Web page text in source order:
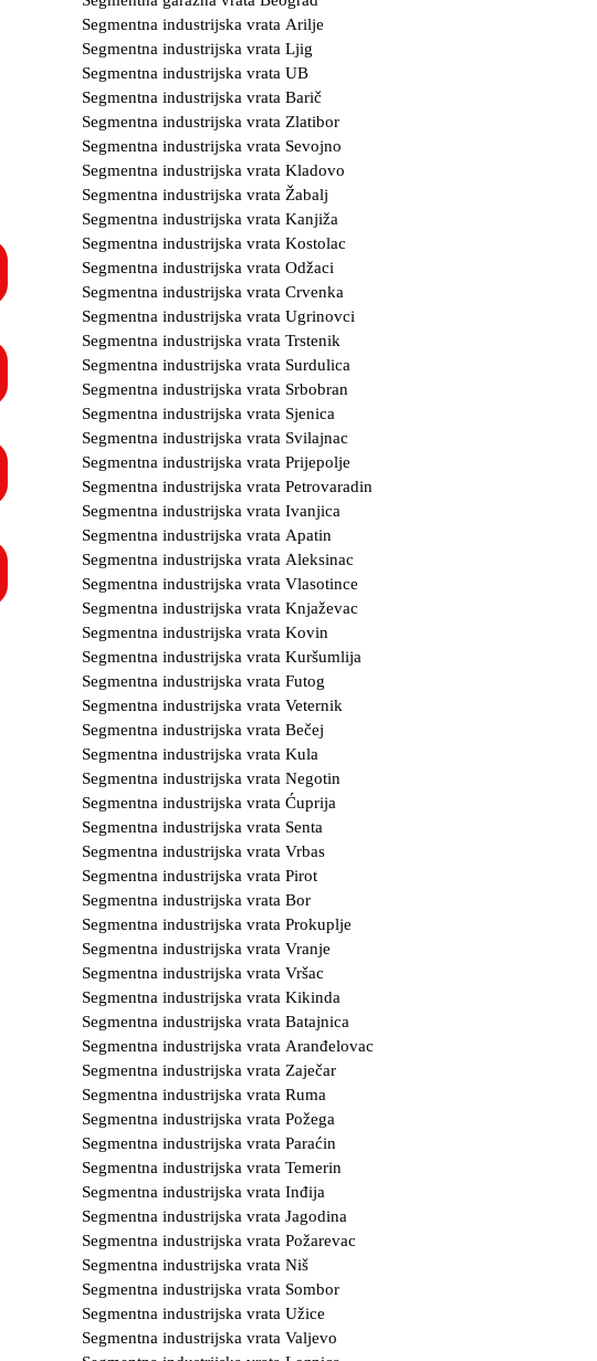
Segmentna industrijska vrata Arilje
Segmentna industrijska vrata Ljig
Segmentna industrijska vrata UB
Segmentna industrijska vrata Barič
Segmentna industrijska vrata Zlatibor
Segmentna industrijska vrata Sevojno
Segmentna industrijska vrata Kladovo
Segmentna industrijska vrata Žabalj
Segmentna industrijska vrata Kanjiža
Segmentna industrijska vrata Kostolac
Segmentna industrijska vrata Odžaci
Segmentna industrijska vrata Crvenka
Segmentna industrijska vrata Ugrinovci
Segmentna industrijska vrata Trstenik
Segmentna industrijska vrata Surdulica
Segmentna industrijska vrata Srbobran
Segmentna industrijska vrata Sjenica
Segmentna industrijska vrata Svilajnac
Segmentna industrijska vrata Prijepolje
Segmentna industrijska vrata Petrovaradin
Segmentna industrijska vrata Ivanjica
Segmentna industrijska vrata Apatin
Segmentna industrijska vrata Aleksinac
Segmentna industrijska vrata Vlasotince
Segmentna industrijska vrata Knjaževac
Segmentna industrijska vrata Kovin
Segmentna industrijska vrata Kuršumlija
Segmentna industrijska vrata Futog
Segmentna industrijska vrata Veternik
Segmentna industrijska vrata Bečej
Segmentna industrijska vrata Kula
Segmentna industrijska vrata Negotin
Segmentna industrijska vrata Ćuprija
Segmentna industrijska vrata Senta
Segmentna industrijska vrata Vrbas
Segmentna industrijska vrata Pirot
Segmentna industrijska vrata Bor
Segmentna industrijska vrata Prokuplje
Segmentna industrijska vrata Vranje
Segmentna industrijska vrata Vršac
Segmentna industrijska vrata Kikinda
Segmentna industrijska vrata Batajnica
Segmentna industrijska vrata Aranđelovac
Segmentna industrijska vrata Zaječar
Segmentna industrijska vrata Ruma
Segmentna industrijska vrata Požega
Segmentna industrijska vrata Paraćin
Segmentna industrijska vrata Temerin
Segmentna industrijska vrata Inđija
Segmentna industrijska vrata Jagodina
Segmentna industrijska vrata Požarevac
Segmentna industrijska vrata Niš
Segmentna industrijska vrata Sombor
Segmentna industrijska vrata Užice
Segmentna industrijska vrata Valjevo